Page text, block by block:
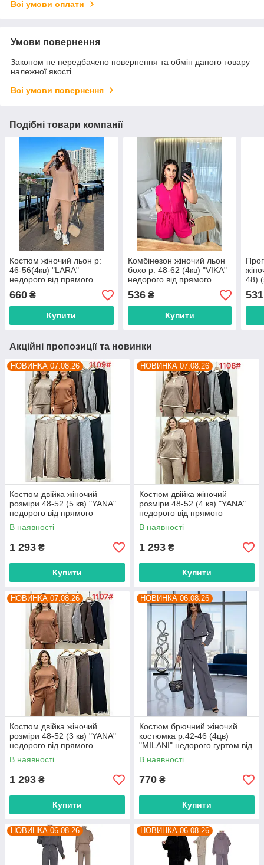
Всі умови оплати
Умови повернення
Законом не передбачено повернення та обмін даного товару
належної якості
Всі умови повернення
Подібні товари компанії
Костюм жіночий льон р:
46-56(4кв) "LARA"
недорого від прямого
постачальника
660 ₴
Купити
Комбінезон жіночий льон
бохо р: 48-62 (4кв) "VIKA"
недорого від прямого
постачальника
536₴
Купити
48)
531
Акційні пропозиції та новинки
НОВИНКА 07.08.26
Костюм двійка жіночий
розміри 48-52 (5 кв) "YANA"
недорого від прямого
постачальника
В наявності
1 293 ₴
Купити
НОВИНКА 07.08.26
Костюм двійка жіночий
розміри 48-52 (4 кв) "YANA"
недорого від прямого
постачальника
В наявності
1 293 ₴
Купити
НОВИНКА 07.08.26
Костюм двійка жіночий
розміри 48-52 (3 кв) "YANA"
недорого від прямого
постачальника
В наявності
1 293 ₴
Купити
НОВИНКА 06.08.26
Костюм брючний жіночий
костюмка р.42-46 (4цв)
"MILANI" недорого гуртом від
прямого постачальника
В наявності
770 ₴
Купити
НОВИНКА 06.08.26 НОВИНКА 06.08.26